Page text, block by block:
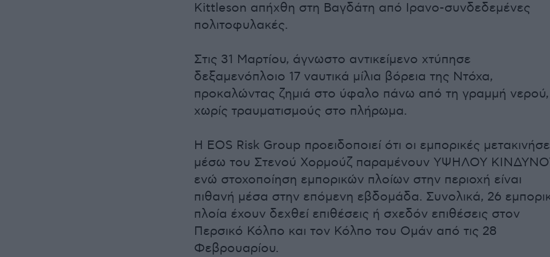
Kittleson απήχθη στη Βαγδάτη από Ιρανο-συνδεδεμένες
πολιτοφυλακές.
Στις 31 Μαρτίου, άγνωστο αντικείμενο χτύπησε
δεξαμενόπλοιο 17 ναυτικά μίλια βόρεια της Ντόχα,
προκαλώντας ζημιά στο ύφαλο πάνω από τη γραμμή νερού,
χωρίς τραυματισμούς στο πλήρωμα.
Η EOS Risk Group προειδοποιεί ότι οι εμπορικές
μέσω του Στενού Χορμούζ παραμένουν ΥΨΗΛΟΥ
ενώ στοχοποίηση εμπορικών πλοίων στην περιοχή είναι
πιθανή μέσα στην επόμενη εβδομάδα. Συνολικά, 26
πλοία έχουν δεχθεί επιθέσεις ή σχεδόν επιθέσεις στον
Περσικό Κόλπο και τον Κόλπο του Ομάν από τις 28
Φεβρουαρίου.